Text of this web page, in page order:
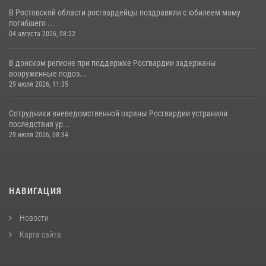
В Ростовской области росгвардейцы поздравили с юбилеем маму
погибшего ...
04 августа 2026, 08:22
В донском регионе при поддержке Росгвардии задержаны
вооруженные подоз...
29 июля 2026, 11:35
Сотрудники вневедомственной охраны Росгвардии устранили
последствия ур...
29 июля 2026, 08:34
НАВИГАЦИЯ
Новости
Карта сайта